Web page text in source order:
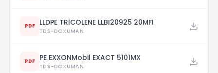
PDF LLDPE TRİCOLENE LLBI20925 20MFI
TDS-DOKUMAN
PDF PE EXXONMobil EXACT 5101MX
TDS-DOKUMAN